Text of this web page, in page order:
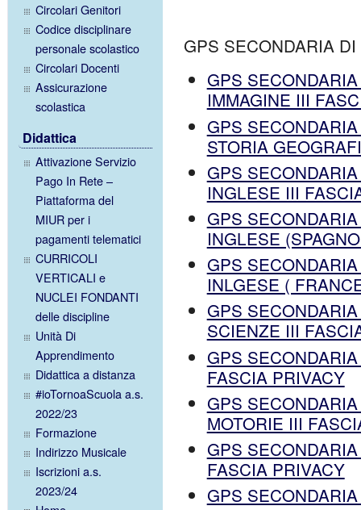
Circolari Genitori
Codice disciplinare
personale scolastico
Circolari Docenti
Assicurazione
scolastica
Didattica
Attivazione Servizio
Pago In Rete –
Piattaforma del
MIUR per i
pagamenti telematici
CURRICOLI
VERTICALI e
NUCLEI FONDANTI
delle discipline
Unità Di
Apprendimento
Didattica a distanza
#ioTornoaScuola a.s.
2022/23
Formazione
Indirizzo Musicale
Iscrizioni a.s.
2023/24
GPS SECONDARIA
GPS
IMMAGINE III
GPS
STORIA
GPS
INGLESE III
GPS
INGLESE
GPS
INLGESE (
GPS
SCIENZE III
GPS
FASCIA PRIVACY
GPS
MOTORIE III
GPS
FASCIA PRIVACY
GPS